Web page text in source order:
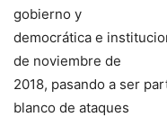
gobierno y
democrática e
de noviembre de
2018, pasando a ser
blanco de ataques